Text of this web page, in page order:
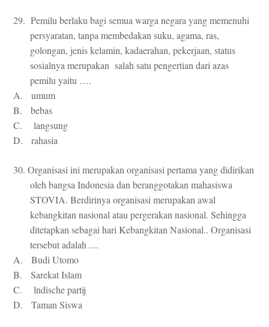
29. Pemilu berlaku bagi semua warga negara yang memenuhi
persyaratan, tanpa membedakan suku, agama, ras,
golongan, jenis kelamin, kadaerahan, pekerjaan, status
sosialnya merupakan salah satu pengertian dari azas
pemilu yaitu ….
A. umum
B. bebas
C. langsung
D. rahasia
30. Organisasi ini merupakan organisasi pertama yang didirikan
oleh bangsa Indonesia dan beranggotakan mahasiswa
STOVIA. Berdirinya organisasi merupakan awal
kebangkitan nasional atau pergerakan nasional. Sehingga
ditetapkan sebagai hari Kebangkitan Nasional.. Organisasi
tersebut adalah ....
A. Budi Utomo
B. Sarekat Islam
C. lndische partij
D. Taman Siswa